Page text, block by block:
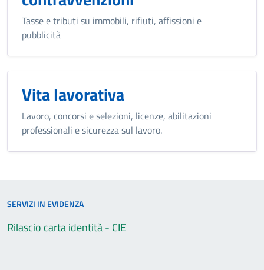
Tasse e tributi su immobili, rifiuti, affissioni e
pubblicità
Vita lavorativa
Lavoro, concorsi e selezioni, licenze, abilitazioni
professionali e sicurezza sul lavoro.
SERVIZI IN EVIDENZA
Rilascio carta identità - CIE